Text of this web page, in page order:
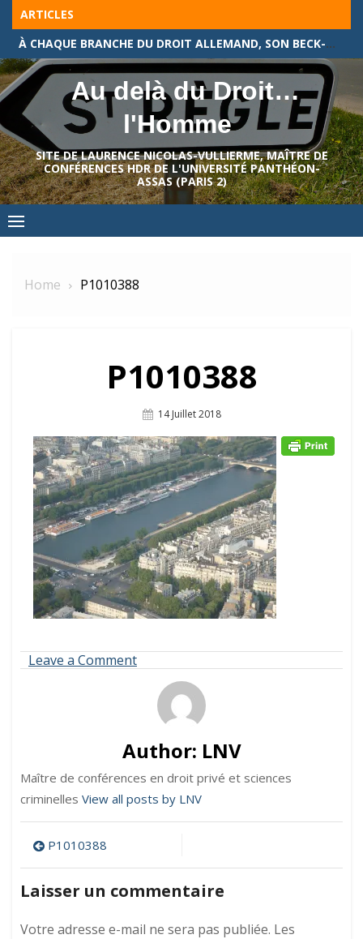
Skip
content
ARTICLES
À CHAQUE BRANCHE DU DROIT ALLEMAND, SON BECK-TEXTE !
Au delà du Droit…
l'Homme
SITE DE LAURENCE NICOLAS-VULLIERME, MAÎTRE DE
CONFÉRENCES HDR DE L'UNIVERSITÉ PANTHÉON-
ASSAS (PARIS 2)
Home P1010388
P1010388
Posted
14 Juillet 2018
Leave a Commenton
Author: LNV
Maître de conférences en droit privé et sciences
criminelles View all posts by LNV
Navigation
de
l’article
P1010388
Laisser un commentaire
Votre adresse e-mail ne sera pas publiée. Les